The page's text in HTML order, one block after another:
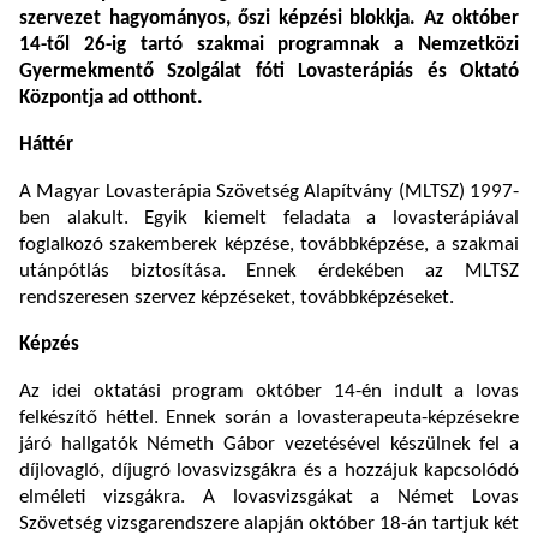
szervezet hagyományos, őszi képzési blokkja. Az október
14-től 26-ig tartó szakmai programnak a Nemzetközi
Gyermekmentő Szolgálat fóti Lovasterápiás és Oktató
Központja ad otthont.
Háttér
A Magyar Lovasterápia Szövetség Alapítvány (MLTSZ) 1997-
ben alakult. Egyik kiemelt feladata a lovasterápiával
foglalkozó szakemberek képzése, továbbképzése, a szakmai
utánpótlás biztosítása. Ennek érdekében az MLTSZ
rendszeresen szervez képzéseket, továbbképzéseket.
Képzés
Az idei oktatási program október 14-én indult a lovas
felkészítő héttel. Ennek során a lovasterapeuta-képzésekre
járó hallgatók Németh Gábor vezetésével készülnek fel a
díjlovagló, díjugró lovasvizsgákra és a hozzájuk kapcsolódó
elméleti vizsgákra. A lovasvizsgákat a Német Lovas
Szövetség vizsgarendszere alapján október 18-án tartjuk két